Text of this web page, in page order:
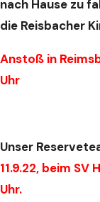
nach Hause zu
die Reisbacher
Anstoß in
Uhr
Unser
11.9.22, beim SV
Uhr.